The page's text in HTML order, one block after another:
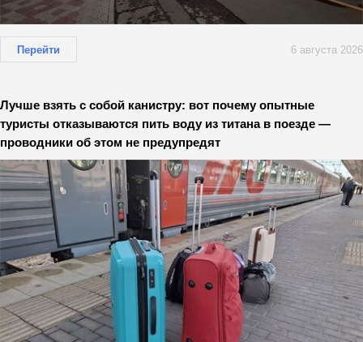
Перейти 6 августа 2026
Лучше взять с собой канистру: вот почему опытные
туристы отказываются пить воду из титана в поезде —
проводники об этом не предупредят